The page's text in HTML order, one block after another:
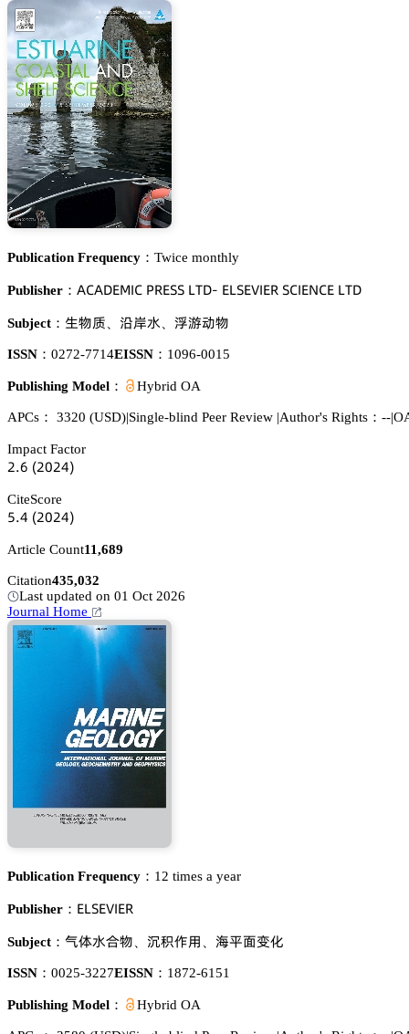
Publication Frequency： Twice monthly
Publisher： 嵻。嵻枀乊胦喊。 鵝葤乊偌偌 欄穫枀- 乊欄偌乊妯喊乊葤 偌。喊乊沟。乊 欄穫枀
Subject： 璗醑魉 扃摭懎 啡㙷鿞醑
ISSN： 0272-7714EISSN： 1096-0015
Publishing Model： Hybrid OA
APCs： 3320 (USD)|Single-blind Peer Review |Author's Rights：--|
Impact Factor
缗.炆 (缗蔡缗鋺)
CiteScore
逦.鋺 (缗蔡缗鋺)
Article Count11,689
Citation435,032
Last updated on 01 Oct 2026
Journal Home
Publication Frequency： 12 times a year
Publisher： 乊欄偌乊妯喊乊葤
Subject： 瑖俷懎頵醑、 隝㳖傒懟 、 軀恡泴珋仃
ISSN： 0025-3227EISSN： 1872-6151
Publishing Model： Hybrid OA